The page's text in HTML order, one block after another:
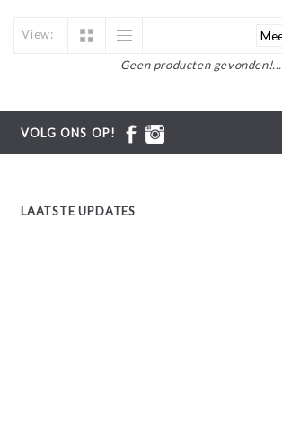
View:
Geen producten gevonden!...
VOLG ONS OP!
LAATSTE UPDATES